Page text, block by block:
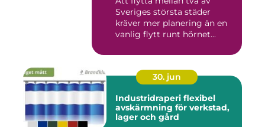
Sveriges största städer
kräver mer planering än en
vanlig flytt runt hörnet...
30. jun
Industridraperi flexibel
avskärmning för verkstad,
lager och gård